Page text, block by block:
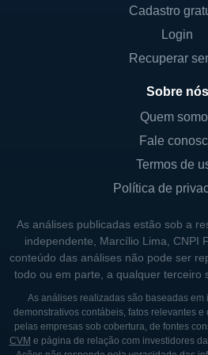
nasais e sinusais. Além do
empresa também investe
que podem auxiliar em
mais eficiente e
Uma parte importante da
dos profissionais de saúde.
oferece recursos e
médicos
o uso eficaz de seus
promovendo melhores
tratamento de condições
não só fortalece a relação
os profissionais de saúde,
Cadastro
Login
Recuperar
Sobre nós
Quem
Fale
Termos de
Política de
As análises publicadas estão sob a
independente, Marcílio Lima, CNPI
conteúdo das análises não pode ser
todo ou em parte, a qualquer terceiro
As análises realizadas são baseadas em
demonstrativos contábeis, fatos relevantes
pelas empresas sob cobertura, de fontes
CVM e página de relação com investidores